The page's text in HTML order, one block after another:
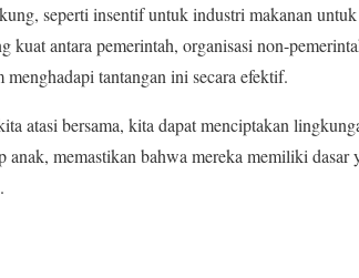
seperti insentif untuk industri makanan
kuat antara pemerintah, organisasi non-
tantangan ini secara efektif.
atasi bersama, kita dapat menciptakan
anak, memastikan bahwa mereka memiliki dasar